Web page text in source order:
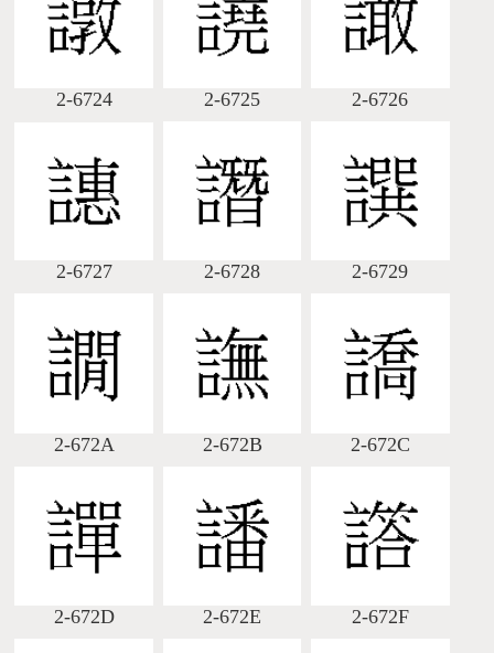
2-6724 2-6725 2-6726
2-6727 2-6728 2-6729
2-672A 2-672B 2-672C
2-672D 2-672E 2-672F